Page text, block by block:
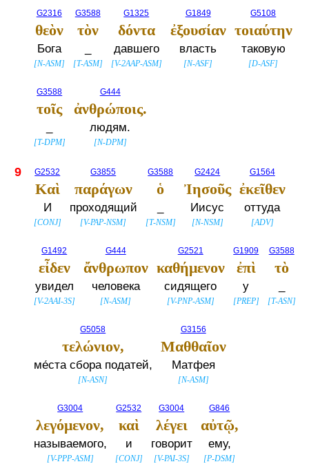
G2316
θεὸν
Бога
[N-ASM]
G3588
τὸν
[T-ASM]
G1325
δόντα
давшего
[V-2AAP-ASM]
G1849
ἐξουσίαν
власть
[N-ASF]
G5108
τοιαύτην
таковую
[D-ASF]
G3588
τοῖς
[T-DPM]
G444
ἀνθρώποις.
людям.
[N-DPM]
9 G2532
Καὶ
И
[CONJ]
G3855
παράγων
проходящий
[V-PAP-NSM]
G3588
ὁ
[T-NSM]
G2424
Ἰησοῦς
Иисус
[N-NSM]
G1564
ἐκεῖθεν
оттуда
[ADV]
G1492
εἶδεν
увидел
[V-2AAI-3S]
G444
ἄνθρωπον
человека
[N-ASM]
G2521
καθήμενον
сидящего
[V-PNP-ASM]
G1909
ἐπὶ
у
[PREP]
G3588
τὸ
[T-ASN]
G5058
τελώνιον,
ме́ста сбора податей,
[N-ASN]
G3156
Μαθθαῖον
Матфея
[N-ASM]
G3004
λεγόμενον,
называемого,
[V-PPP-ASM]
G2532
καὶ
и
[CONJ]
G3004
λέγει
говорит
[V-PAI-3S]
G846
αὐτῷ,
ему,
[P-DSM]